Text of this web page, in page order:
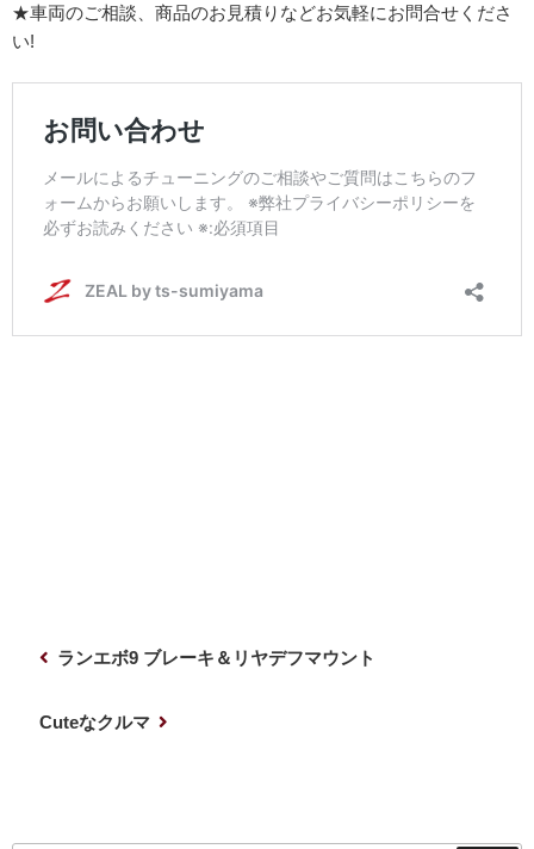
★車両のご相談、商品のお見積りなどお気軽にお問合せくださ
い!
ランエボ9 ブレーキ＆リヤデフマウント
Cuteなクルマ